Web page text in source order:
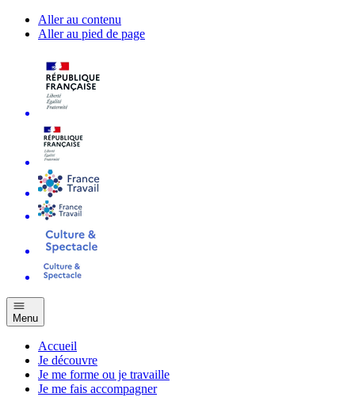
Aller au contenu
Aller au pied de page
Menu
Accueil
Je découvre
Je me forme ou je travaille
Je me fais accompagner